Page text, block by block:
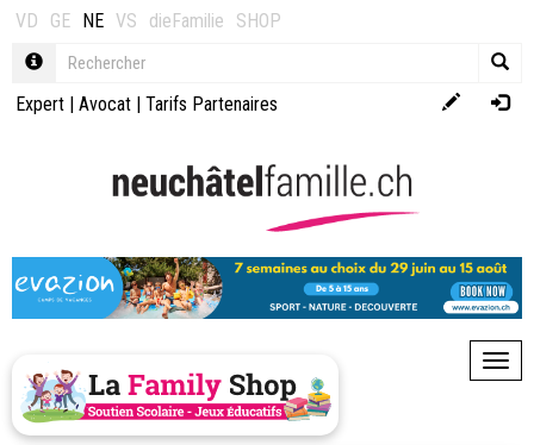
VD GE NE VS dieFamilie SHOP
Expert | Avocat | Tarifs Partenaires